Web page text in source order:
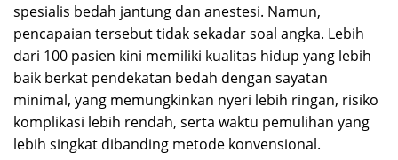
spesialis bedah jantung dan anestesi. Namun,
pencapaian tersebut tidak sekadar soal angka. Lebih
dari 100 pasien kini memiliki kualitas hidup yang lebih
baik berkat pendekatan bedah dengan sayatan
minimal, yang memungkinkan nyeri lebih ringan, risiko
komplikasi lebih rendah, serta waktu pemulihan yang
lebih singkat dibanding metode konvensional.